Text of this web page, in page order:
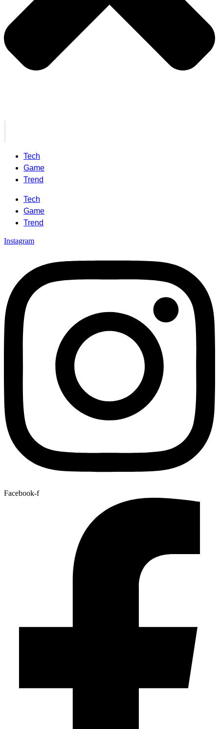
Tech
Game
Trend
Tech
Game
Trend
Instagram
Facebook-f